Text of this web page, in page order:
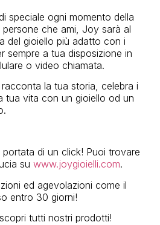
speciale ogni momento della
che ami, Joy sarà al
del gioiello più adatto con i
sempre a tua disposizione in
o video chiamata.
racconta la tua storia, celebra i
tua vita con un gioiello od un
portata di un click! Puoi trovare
su www.joygioielli.com.
ed agevolazioni come il
entro 30 giorni!
tutti nostri prodotti!